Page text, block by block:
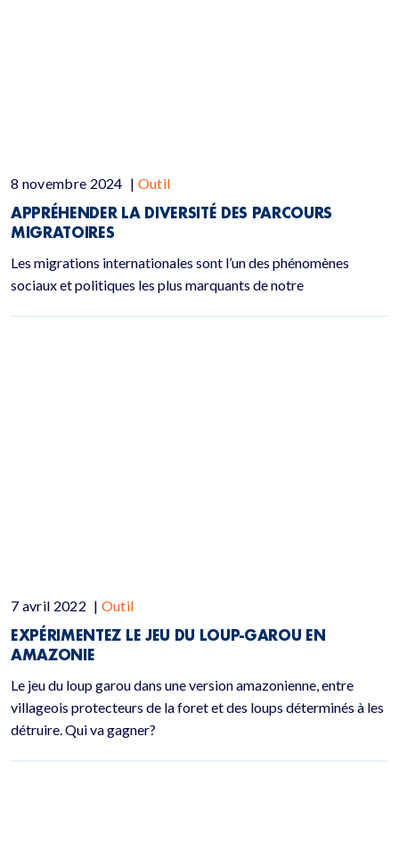
8 novembre 2024 | Outil
APPRÉHENDER LA DIVERSITÉ DES PARCOURS
MIGRATOIRES
Les migrations internationales sont l’un des phénomènes
sociaux et politiques les plus marquants de notre
7 avril 2022 | Outil
EXPÉRIMENTEZ LE JEU DU LOUP-GAROU EN
AMAZONIE
Le jeu du loup garou dans une version amazonienne, entre
villageois protecteurs de la foret et des loups déterminés à les
détruire. Qui va gagner?